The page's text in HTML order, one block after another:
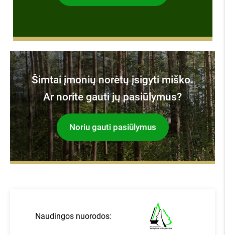
Šimtai įmonių norėtų įsigyti miško.
Ar norite gauti jų pasiūlymus?
Noriu gauti pasiūlymus
Naudingos nuorodos: